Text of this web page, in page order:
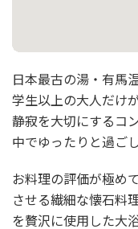
日本最古の湯・有馬
学生以上の大人だけ
静寂を大切にするコ
中でゆったりと過ご
お料理の評価が極め
させる繊細な懐石料
を贅沢に使用した大